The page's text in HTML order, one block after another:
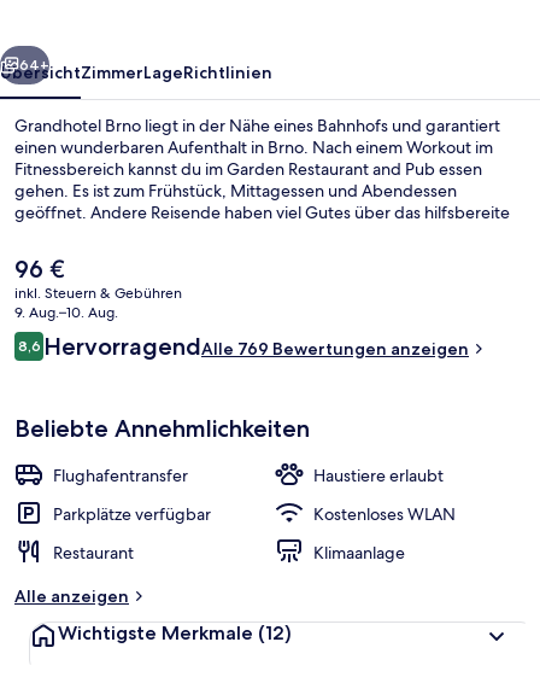
Weiter
64+
ÜbersichtZimmerLageRichtlinien
Grandhotel Brno liegt in der Nähe eines Bahnhofs und garantiert
einen wunderbaren Aufenthalt in Brno. Nach einem Workout im
Fitnessbereich kannst du im Garden Restaurant and Pub essen
gehen. Es ist zum Frühstück, Mittagessen und Abendessen
geöffnet. Andere Reisende haben viel Gutes über das hilfsbereite
Der
aktuelle
Preis
beträgt
96 €.
96 €
inkl. Steuern & Gebühren
9. Aug.–10. Aug.
Bewertungen
8,68,6 von 10.
HervorragendAlle 769 Bewertungen anzeigen
Beliebte Annehmlichkeiten
Flughafentransfer
Haustiere erlaubt
Parkplätze verfügbar
Kostenloses WLAN
Restaurant
Klimaanlage
Alle anzeigen
Wichtigste Merkmale (12)